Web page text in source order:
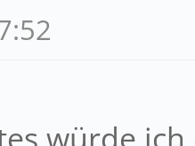
würde